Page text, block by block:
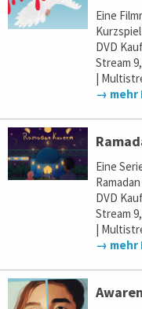
Eine
DVD
Stream
|
→ mehr
Eine
DVD
Stream
|
→ mehr